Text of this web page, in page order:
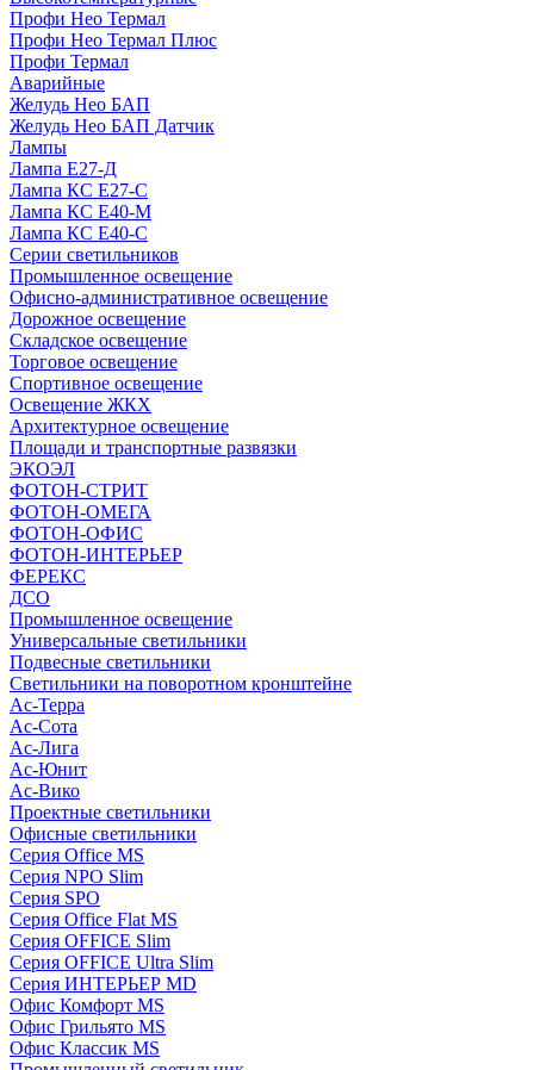
Профи Нео Термал
Профи Нео Термал Плюс
Профи Термал
Аварийные
Желудь Нео БАП
Желудь Нео БАП Датчик
Лампы
Лампа Е27-Д
Лампа КС Е27-С
Лампа КС Е40-М
Лампа КС Е40-С
Серии светильников
Промышленное освещение
Офисно-административное освещение
Дорожное освещение
Складское освещение
Торговое освещение
Спортивное освещение
Освещение ЖКХ
Архитектурное освещение
Площади и транспортные развязки
ЭКОЭЛ
ФОТОН-СТРИТ
ФОТОН-ОМЕГА
ФОТОН-ОФИС
ФОТОН-ИНТЕРЬЕР
ФЕРЕКС
ДСО
Промышленное освещение
Универсальные светильники
Подвесные светильники
Светильники на поворотном кронштейне
Ас-Терра
Ас-Сота
Ас-Лига
Ас-Юнит
Ас-Вико
Проектные светильники
Офисные светильники
Серия Office MS
Серия NPO Slim
Серия SPO
Серия Office Flat MS
Серия OFFICE Slim
Серия OFFICE Ultra Slim
Серия ИНТЕРЬЕР MD
Офис Комфорт MS
Офис Грильято MS
Офис Классик MS